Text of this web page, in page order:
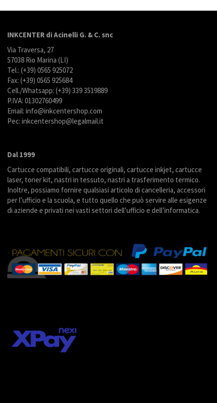
INKCENTER di Acinelli G. & C. snc
Via Traversa, 27
57038 Rio Marina (LI)
Tel.: (+39) 0565 925072
Fax: (+39) 0565 925684
Cell./Whatsapp: (+39) 339 3519889
P.IVA: 01302760499
Email: info@inkcentershop.com
Pec: inkcentershop@legalmail.it
Dal 1999
Cartucce compatibili, cartucce originali, cartucce inkjet, cartucce
laser, toner kit, nastri in tessuto, nastri a trasferimento termico.
Inoltre, possiamo fornire qualsiasi articolo di cancelleria, accessori
per l’ufficio e la scuola, e tutto quello che può servire alle esigenze
di aziende e privati nei vasti settori dell’ufficio e dell’informatica.